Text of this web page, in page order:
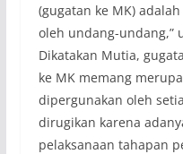
(gugatan ke MK)
oleh undang-undang,”
Dikatakan Mutia,
ke MK memang
dipergunakan oleh
dirugikan karena
pelaksanaan tahapan